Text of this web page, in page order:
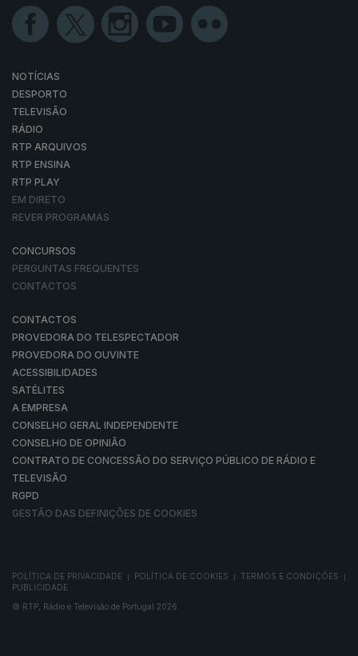
NOTÍCIAS
DESPORTO
TELEVISÃO
RÁDIO
RTP ARQUIVOS
RTP ENSINA
RTP PLAY
EM DIRETO
REVER PROGRAMAS
CONCURSOS
PERGUNTAS FREQUENTES
CONTACTOS
CONTACTOS
PROVEDORA DO TELESPECTADOR
PROVEDORA DO OUVINTE
ACESSIBILIDADES
SATÉLITES
A EMPRESA
CONSELHO GERAL INDEPENDENTE
CONSELHO DE OPINIÃO
CONTRATO DE CONCESSÃO DO SERVIÇO PÚBLICO DE RÁDIO E
TELEVISÃO
RGPD
GESTÃO DAS DEFINIÇÕES DE COOKIES
POLÍTICA DE PRIVACIDADE POLÍTICA DE COOKIES TERMOS E CONDIÇÕES
PUBLICIDADE
© RTP, Rádio e Televisão de Portugal 2026